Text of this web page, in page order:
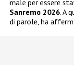
male per essere
Sanremo 2026. A
di parole, ha